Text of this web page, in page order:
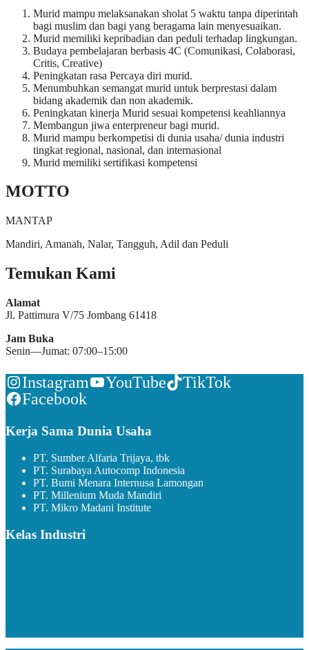
Murid mampu melaksanakan sholat 5 waktu tanpa diperintah
bagi muslim dan bagi yang beragama lain menyesuaikan.
Murid memiliki kepribadian dan peduli terhadap lingkungan.
Budaya pembelajaran berbasis 4C (Comunikasi, Colaborasi,
Critis, Creative)
Peningkatan rasa Percaya diri murid.
Menumbuhkan semangat murid untuk berprestasi dalam
bidang akademik dan non akademik.
Peningkatan kinerja Murid sesuai kompetensi keahliannya
Membangun jiwa enterpreneur bagi murid.
Murid mampu berkompetisi di dunia usaha/ dunia industri
tingkat regional, nasional, dan internasional
Murid memiliki sertifikasi kompetensi
MOTTO
MANTAP
Mandiri, Amanah, Nalar, Tangguh, Adil dan Peduli
Temukan Kami
Alamat
Jl. Pattimura V/75 Jombang 61418
Jam Buka
Senin—Jumat: 07:00–15:00
Instagram YouTube
TikTok
Facebook
Kerja Sama Dunia Usaha
PT. Sumber Alfaria Trijaya, tbk
PT. Surabaya Autocomp Indonesia
PT. Bumi Menara Internusa Lamongan
PT. Millenium Muda Mandiri
PT. Mikro Madani Institute
Kelas Industri